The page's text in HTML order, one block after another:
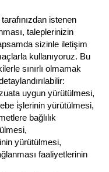
istenen
taleplerinizin
sizinle iletişim
kullanıyoruz. Bu
sınırlı olmamak
uygun yürütülmesi,
i̇şlerinin yürütülmesi,
bağlılık
yürütülmesi,
faaliyetlerinin